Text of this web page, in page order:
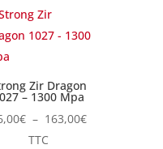
Zir Dragon
– 1300 Mpa
€ – 163,00€Plage
TTC